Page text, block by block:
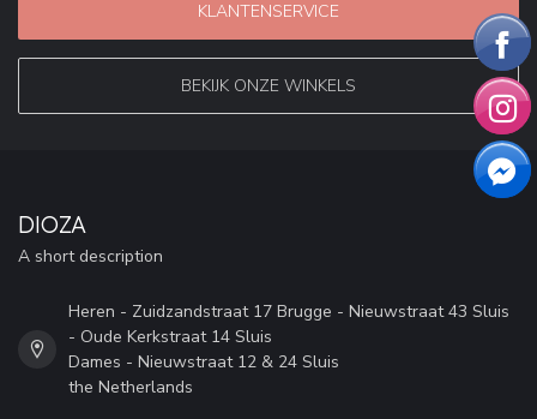
KLANTENSERVICE
BEKIJK ONZE WINKELS
DIOZA
A short description
Heren - Zuidzandstraat 17 Brugge - Nieuwstraat 43 Sluis
- Oude Kerkstraat 14 Sluis
Dames - Nieuwstraat 12 & 24 Sluis
the Netherlands